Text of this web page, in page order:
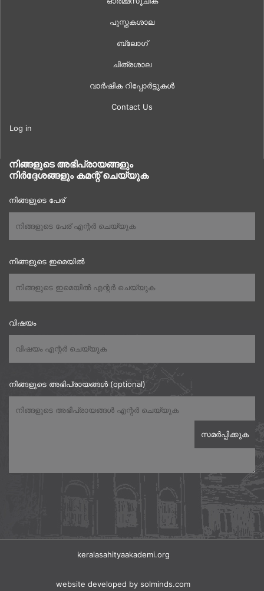
പുസ്തകശാല
ബ്ലോഗ്
ചിത്രശാല
വാർഷിക റിപ്പോർട്ടുകൾ
Contact Us
Log in
നിങ്ങളുടെ അഭിപ്രായങ്ങളും
നിർദ്ദേശങ്ങളും കമന്റ് ചെയ്യുക
നിങ്ങളുടെ പേര്
നിങ്ങളുടെ ഇമെയിൽ
വിഷയം
നിങ്ങളുടെ അഭിപ്രായങ്ങൾ (optional)
keralasahityaakademi.org
website developed by solminds.com